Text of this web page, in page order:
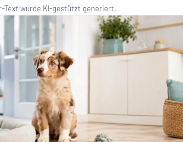
Text wurde KI-gestützt generiert.